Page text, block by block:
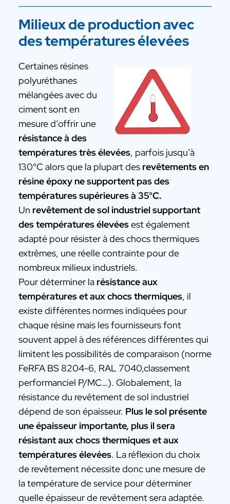
Milieux de production avec
des températures élevées
Certaines résines
polyuréthanes
mélangées avec du
ciment sont en
mesure d’offrir une
résistance à des
températures très élevées, parfois jusqu’à
130°C alors que la plupart des revêtements en
résine époxy ne supportent pas des
températures supérieures à 35°C.
Un revêtement de sol industriel supportant
des températures élevéesest également
adapté pour résister à des chocs thermiques
extrêmes, une réelle contrainte pour de
nombreux milieux industriels.
Pour déterminer la résistance aux
températures et aux chocs thermiques, il
existe différentes normes indiquées pour
chaque résine mais les fournisseurs font
souvent appel à des références différentes qui
limitent les possibilités de comparaison (norme
FeRFA BS 8204-6, RAL 7040,classement
performanciel P/MC…). Globalement, la
résistance du revêtement de sol industriel
dépend de son épaisseur. Plus le sol présente
une épaisseur importante, plus il sera
résistant aux chocs thermiques et aux
températures élevées. La réflexion du choix
de revêtement nécessite donc une mesure de
la température de service pour déterminer
quelle épaisseur de revêtement sera adaptée.